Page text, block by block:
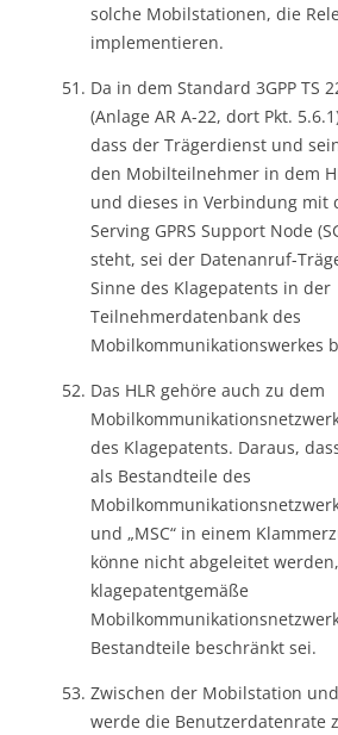
solche Mobilstationen, die
implementieren.
Da in dem Standard 3GPP TS
(Anlage AR A-22, dort Pkt.
dass der Trägerdienst und
den Mobilteilnehmer in dem
und dieses in Verbindung mit
Serving GPRS Support Node
steht, sei der Datenanruf-
Sinne des Klagepatents in der
Teilnehmerdatenbank des
Mobilkommunikationswerkes
Das HLR gehöre auch zu dem
des Klagepatents. Daraus,
als Bestandteile des
Mobilkommunikationsnetzwerks
und „MSC“ in einem
könne nicht abgeleitet
klagepatentgemäße
Bestandteile beschränkt sei.
Zwischen der Mobilstation
werde die Benutzerdatenrate